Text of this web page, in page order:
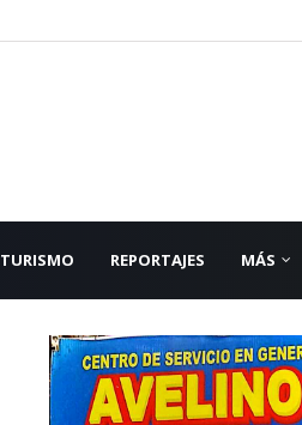
TURISMO REPORTAJES MÁS